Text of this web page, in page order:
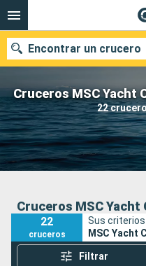
Cruceros MSC Yacht
22
Encontrar un crucero
Nuestros destinos
Fecha de salida
Cruceros MSC
22
cruceros
Sus
MSC Yacht
Filtrar